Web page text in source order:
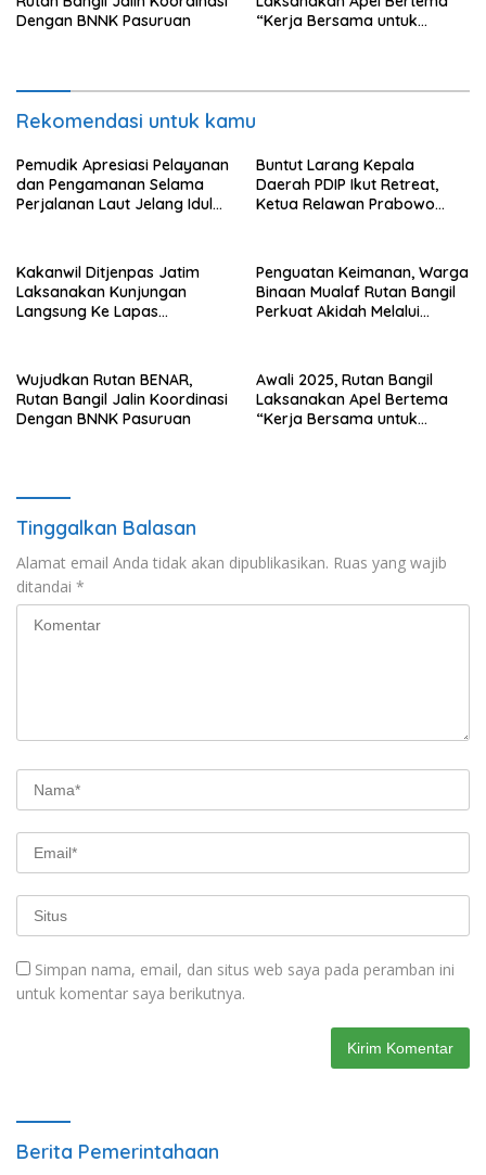
Dengan BNNK Pasuruan
“Kerja Bersama untuk
Rekomendasi untuk kamu
Pemudik Apresiasi Pelayanan
dan Pengamanan Selama
Perjalanan Laut Jelang Idul
Buntut Larang Kepala
Daerah PDIP Ikut Retreat,
Ketua Relawan Prabowo
Kakanwil Ditjenpas Jatim
Laksanakan Kunjungan
Langsung Ke Lapas
Penguatan Keimanan, Warga
Binaan Mualaf Rutan Bangil
Perkuat Akidah Melalui
Wujudkan Rutan BENAR,
Rutan Bangil Jalin Koordinasi
Dengan BNNK Pasuruan
Awali 2025, Rutan Bangil
Laksanakan Apel Bertema
“Kerja Bersama untuk
Tinggalkan Balasan
Alamat email Anda tidak akan dipublikasikan. Ruas yang wajib
ditandai *
Simpan nama, email, dan situs web saya pada peramban ini
untuk komentar saya berikutnya.
Berita Pemerintahaan